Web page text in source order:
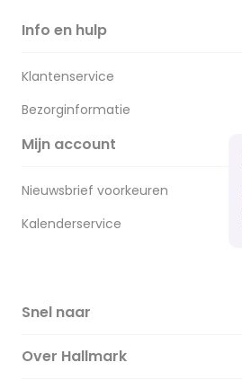
Info en hulp
Klantenservice
Bezorginformatie
Mijn account
Nieuwsbrief voorkeuren
Kalenderservice
Snel naar
Over Hallmark